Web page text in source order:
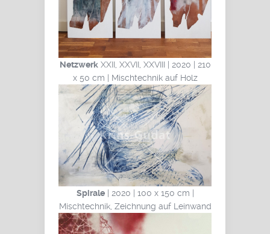
Netzwerk XXII, XXVII, XXVIII | 2020 | 210
x 50 cm | Mischtechnik auf Holz
Spirale| 2020 | 100 x 150 cm |
Mischtechnik, Zeichnung auf Leinwand